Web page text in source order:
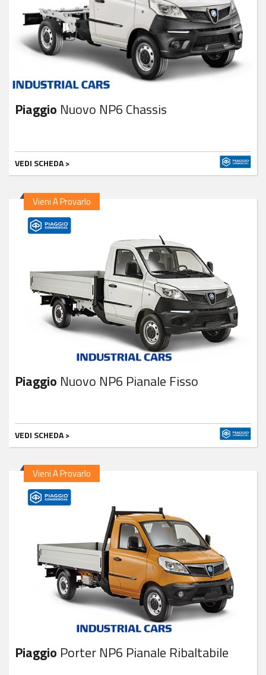
Piaggio Nuovo NP6 Chassis
VEDI SCHEDA >
Vieni A Provarlo
Piaggio Nuovo NP6 Pianale Fisso
VEDI SCHEDA >
Vieni A Provarlo
Piaggio Porter NP6 Pianale Ribaltabile